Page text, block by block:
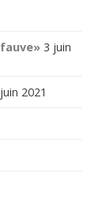
3 juin
2021